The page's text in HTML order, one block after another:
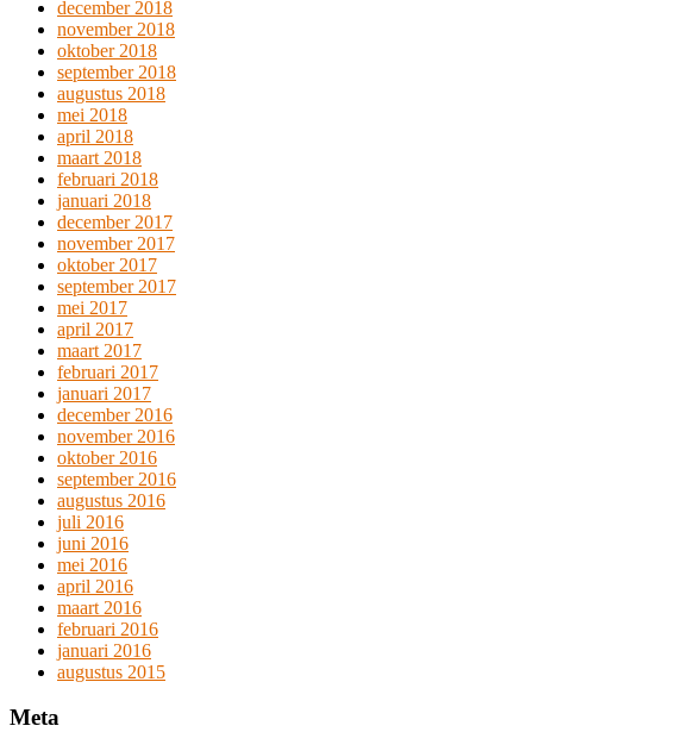
december 2018
november 2018
oktober 2018
september 2018
augustus 2018
mei 2018
april 2018
maart 2018
februari 2018
januari 2018
december 2017
november 2017
oktober 2017
september 2017
mei 2017
april 2017
maart 2017
februari 2017
januari 2017
december 2016
november 2016
oktober 2016
september 2016
augustus 2016
juli 2016
juni 2016
mei 2016
april 2016
maart 2016
februari 2016
januari 2016
augustus 2015
Meta